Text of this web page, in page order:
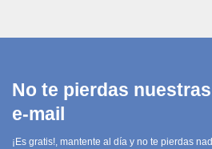
No te pierdas
e-mail
¡Es gratis!, mantente al día y no te pierdas